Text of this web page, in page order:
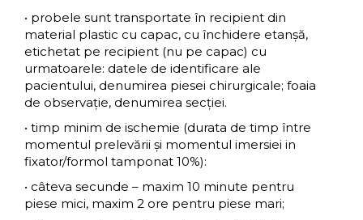
• probele sunt transportate în recipient din
material plastic cu capac, cu închidere etanşă,
etichetat pe recipient (nu pe capac) cu
urmatoarele: datele de identificare ale
pacientului, denumirea piesei chirurgicale; foaia
de observaţie, denumirea secţiei.
• timp minim de ischemie (durata de timp între
momentul prelevării şi momentul imersiei in
fixator/formol tamponat 10%):
• câteva secunde – maxim 10 minute pentru
piese mici, maxim 2 ore pentru piese mari;